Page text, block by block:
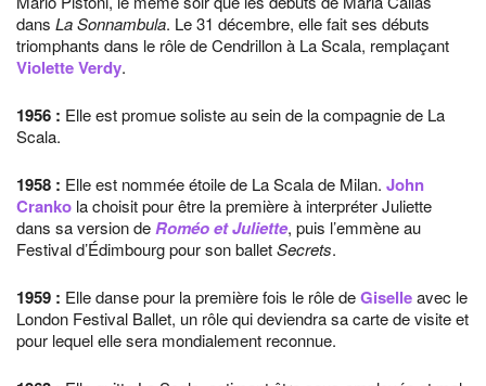
dans La Sonnambula. Le 31 décembre, elle fait ses débuts
triomphants dans le rôle de Cendrillon à La Scala, remplaçant
Violette Verdy.
1956 : Elle est promue soliste au sein de la compagnie de La
Scala.
1958 : Elle est nommée étoile de La Scala de Milan. John
Cranko la choisit pour être la première à interpréter Juliette
dans sa version deRoméo et Juliette, puis l’emmène au
Festival d’Édimbourg pour son balletSecrets.
1959 : Elle danse pour la première fois le rôle deGiselleavec le
London Festival Ballet, un rôle qui deviendra sa carte de visite et
pour lequel elle sera mondialement reconnue.